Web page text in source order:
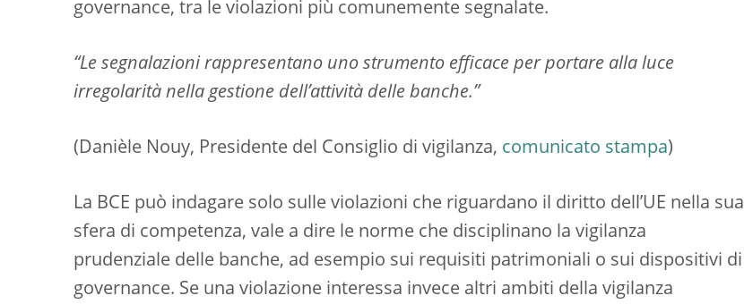
governance, tra le violazioni più comunemente segnalate.
“Le segnalazioni rappresentano uno strumento efficace per portare alla luce
irregolarità nella gestione dell’attività delle banche.”
(Danièle Nouy, Presidente del Consiglio di vigilanza, comunicato stampa)
La BCE può indagare solo sulle violazioni che riguardano il diritto dell’UE nella sua
sfera di competenza, vale a dire le norme che disciplinano la vigilanza
prudenziale delle banche, ad esempio sui requisiti patrimoniali o sui dispositivi di
governance. Se una violazione interessa invece altri ambiti della vigilanza